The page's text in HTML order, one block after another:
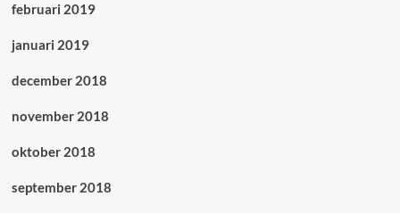
februari 2019
januari 2019
december 2018
november 2018
oktober 2018
september 2018